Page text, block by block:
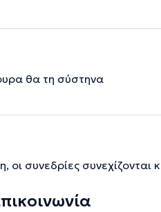
θα τη σύστηνα
οι συνεδρίες συνεχίζονται